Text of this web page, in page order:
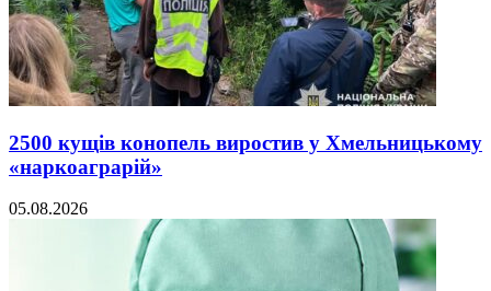
2500 кущів конопель виростив у Хмельницькому
«наркоаграрій»
05.08.2026